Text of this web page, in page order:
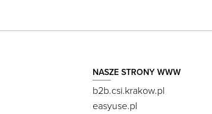
NASZE STRONY WWW
b2b.csi.krakow.pl
easyuse.pl